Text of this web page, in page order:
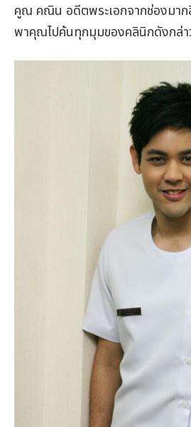
คูณ คณิน อดีตพระเอกจากช่องมา
พาคุณไปค้นทุกมุมของคลินิกดังกล่